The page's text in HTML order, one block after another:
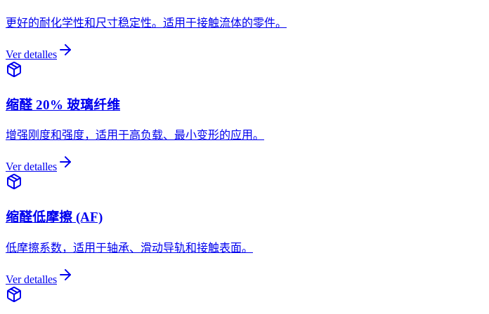
更好的耐化学性和尺寸稳定性。适用于接触流体的零件。
Ver detalles
缩醛 20% 玻璃纤维
增强刚度和强度，适用于高负载、最小变形的应用。
Ver detalles
缩醛低摩擦 (AF)
低摩擦系数，适用于轴承、滑动导轨和接触表面。
Ver detalles